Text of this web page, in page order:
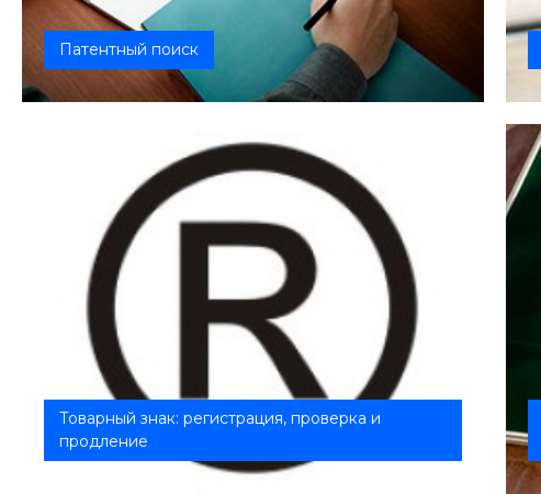
Патентный поиск
Товарный знак: регистрация, проверка и
продление